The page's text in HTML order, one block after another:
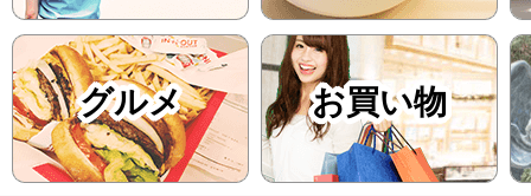
グルメ お買い物